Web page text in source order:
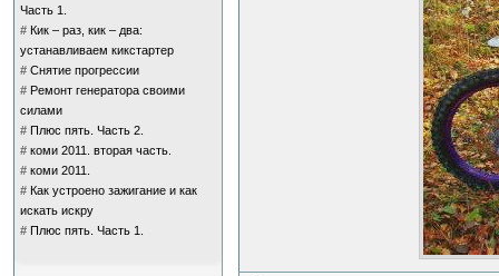
Часть 1.
# Кик – раз, кик – два:
устанавливаем кикстартер
# Снятие прогрессии
# Ремонт генератора своими
силами
# Плюс пять. Часть 2.
# коми 2011. вторая часть.
# коми 2011.
# Как устроено зажигание и как
искать искру
# Плюс пять. Часть 1.